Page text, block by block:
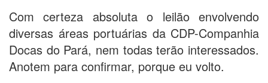
Com certeza absoluta o leilão envolvendo
diversas áreas portuárias da CDP-Companhia
Docas do Pará, nem todas terão interessados.
Anotem para confirmar, porque eu volto.